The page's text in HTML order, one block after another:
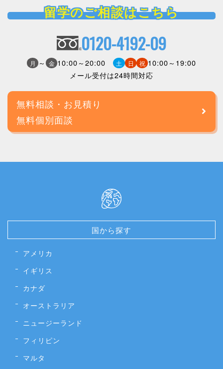
留学のご相談はこちら
0120-4192-09
月 ～ 金 10:00～20:00 土 日 祝 10:00～19:00
メール受付は24時間対応
無料相談・お見積り
無料個別面談
国から探す
アメリカ
イギリス
カナダ
オーストラリア
ニュージーランド
フィリピン
マルタ